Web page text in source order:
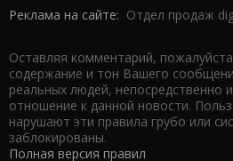
Реклама на сайте: Отдел продаж
Оставляя комментарий,
содержание и тон Вашего
реальных людей, непосредственно
отношение к данной новости.
нарушают эти правила грубо или
заблокированы.
Полная версия правил